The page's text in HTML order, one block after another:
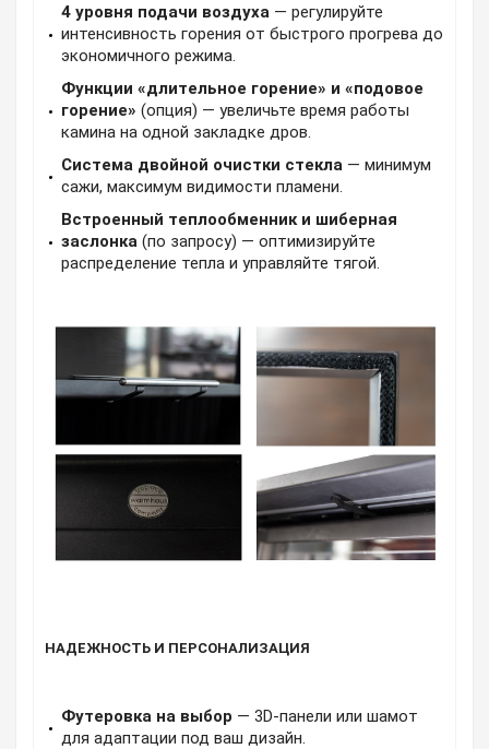
4 уровня подачи воздуха — регулируйте
интенсивность горения от быстрого прогрева до
экономичного режима.
Функции «длительное горение» и «подовое
горение» (опция) — увеличьте время работы
камина на одной закладке дров.
Система двойной очистки стекла — минимум
сажи, максимум видимости пламени.
Встроенный теплообменник и шиберная
заслонка (по запросу) — оптимизируйте
распределение тепла и управляйте тягой.
НАДЕЖНОСТЬ И ПЕРСОНАЛИЗАЦИЯ
Футеровка на выбор — 3D-панели или шамот
для адаптации под ваш дизайн.